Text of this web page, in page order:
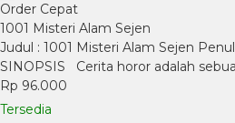
Order Cepat
1001 Misteri Alam Sejen
Judul : 1001 Misteri Alam Sejen
SINOPSIS Cerita horor adalah
Rp 96.000
Tersedia